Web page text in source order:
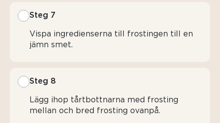
Steg 7
Vispa ingredienserna till frostingen till en
jämn smet.
Steg 8
Lägg ihop tårtbottnarna med frosting
mellan och bred frosting ovanpå.